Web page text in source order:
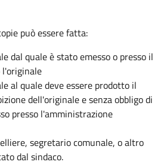
può essere fatta:
dal quale è stato emesso o presso il
l'originale
al quale deve essere prodotto il
dell'originale e senza obbligo di
presso l'amministrazione
segretario comunale, o altro
dal sindaco.